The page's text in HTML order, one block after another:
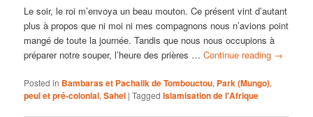
Le soir, le roi m’envoya un beau mouton. Ce présent vint d’autant
plus à propos que ni moi ni mes compagnons nous n’avions point
mangé de toute la journée. Tandis que nous nous occupions à
préparer notre souper, l’heure des prières …Continue reading →
Posted in Bambaras et Pachalik de Tombouctou, Park (Mungo),
peul et pré-colonial,Sahel |Tagged Islamisation de l'Afrique